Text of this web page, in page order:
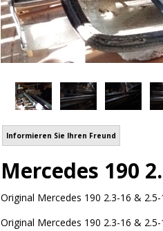
Informieren Sie Ihren Freund
Mercedes 190
Original Mercedes 190 2.3-16 &
Original Mercedes 190 2.3-16 &